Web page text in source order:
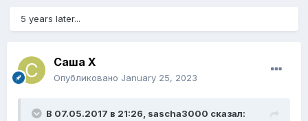
5 years later...
Саша Х
Опубликовано January 25, 2023
В 07.05.2017 в 21:26, sascha3000 сказал: